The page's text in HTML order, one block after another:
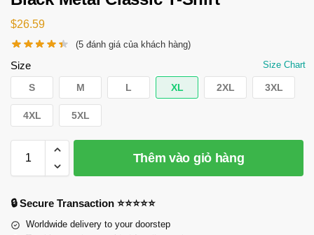
$26.59
(5 đánh giá của khách hàng)
Size Size Chart
S M L XL 2XL 3XL
4XL 5XL
Thêm vào giỏ hàng
🔒 Secure Transaction ⭐⭐⭐⭐⭐
Worldwide delivery to your doorstep